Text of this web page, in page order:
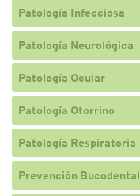
Patología Infecciosa
Patología Neurológica
Patología Ocular
Patología Otorrino
Patología Respiratoria
Prevención Bucodental